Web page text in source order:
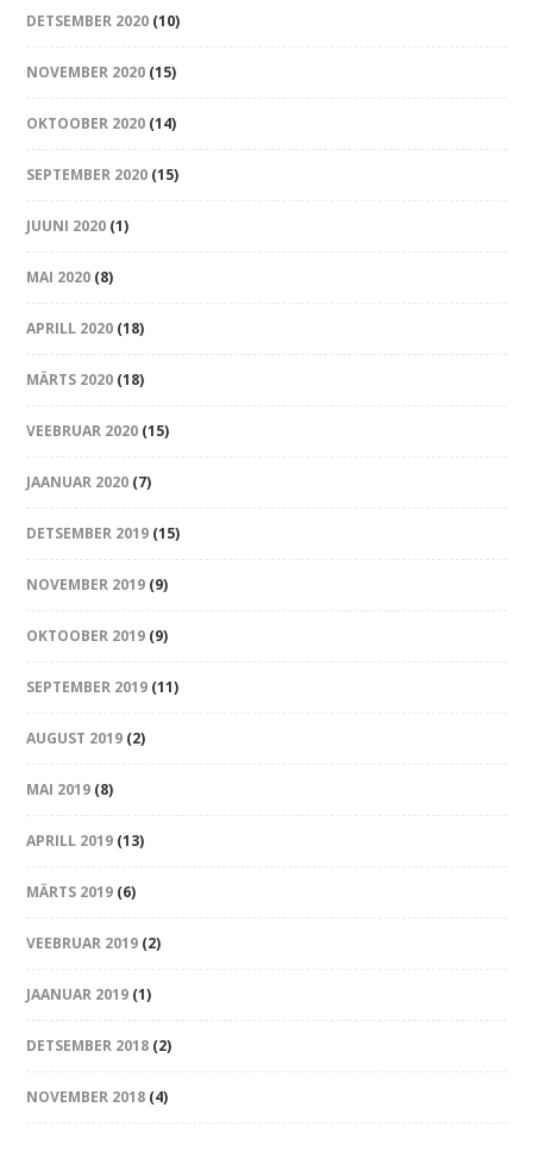
DETSEMBER 2020 (10)
NOVEMBER 2020 (15)
OKTOOBER 2020 (14)
SEPTEMBER 2020 (15)
JUUNI 2020 (1)
MAI 2020 (8)
APRILL 2020 (18)
MÄRTS 2020 (18)
VEEBRUAR 2020 (15)
JAANUAR 2020 (7)
DETSEMBER 2019 (15)
NOVEMBER 2019 (9)
OKTOOBER 2019 (9)
SEPTEMBER 2019 (11)
AUGUST 2019 (2)
MAI 2019 (8)
APRILL 2019 (13)
MÄRTS 2019 (6)
VEEBRUAR 2019 (2)
JAANUAR 2019 (1)
DETSEMBER 2018 (2)
NOVEMBER 2018 (4)